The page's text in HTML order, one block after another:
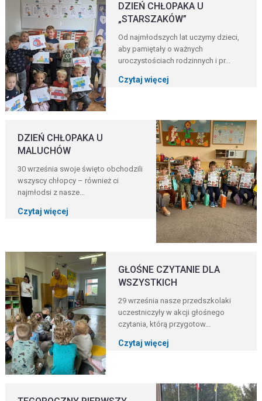
DZIEŃ CHŁOPAKA U
„STARSZAKÓW”
Od najmłodszych lat uczymy dzieci,
aby pamiętały o ważnych
uroczystościach rodzinnych i pr...
Czytaj więcej
DZIEŃ CHŁOPAKA U
MALUCHÓW
30 września swoje święto obchodzili
wszyscy chłopcy – również ci
najmłodsi z nasze...
Czytaj więcej
GŁOŚNE CZYTANIE DLA
WSZYSTKICH
29 września nasze przedszkolaki
uczestniczyły w akcji głośnego
czytania, którą przygotow...
Czytaj więcej